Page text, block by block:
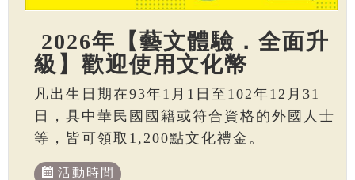
2026年【藝文體驗．全面升
級】歡迎使用文化幣
凡出生日期在93年1月1日至102年12月31
日，具中華民國國籍或符合資格的外國人士
等，皆可領取1,200點文化禮金。
活動時間